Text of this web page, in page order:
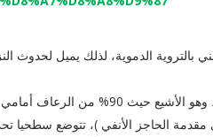
بالتروية الدموية، لذلك يميل
بالنسبة للرعاف الأمامي، وهو
الحاجز الأنفي )، تتوضع سطحيا